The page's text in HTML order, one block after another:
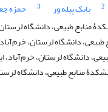
2 بابک پیله ور 3 حمزه
طبیعی، دانشگاه
دانشگاه لرستان،
دانشگاه لرستان، خرم‌آباد،
منابع طبیعی، دانشگاه